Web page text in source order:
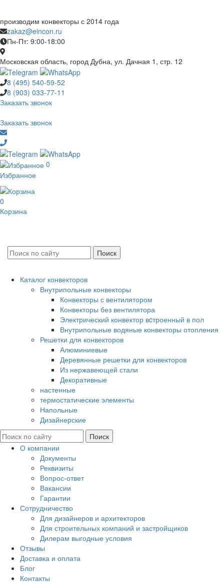
производим конвекторы с 2014 года
zakaz@eincon.ru
Пн-Пт: 9:00-18:00
Московская область, город Дубна, ул. Дачная 1, стр. 12
8 (495) 540-59-52
8 (903) 033-77-11
Заказать звонок
Заказать звонок
0
Избранное
0
Корзина
Каталог конвекторов
Внутрипольные конвекторы
Конвекторы с вентилятором
Конвекторы без вентилятора
Электрический конвектор вcтроенный в пол
Внутрипольные водяные конвекторы отопления
Решетки для конвекторов
Алюминиевые
Деревянные решетки для конвекторов
Из нержавеющей стали
Декоративные
настенные
термостатические элементы
Напольные
Дизайнерские
О компании
Документы
Реквизиты
Вопрос-ответ
Вакансии
Гарантии
Сотрудничество
Для дизайнеров и архитекторов
Для строительных компаний и застройщиков
Дилерам выгодные условия
Отзывы
Доставка и оплата
Блог
Контакты